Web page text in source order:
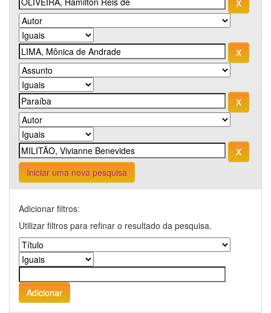
Iniciar uma nova pesquisa
Adicionar filtros:
Utilizar filtros para refinar o resultado da pesquisa.